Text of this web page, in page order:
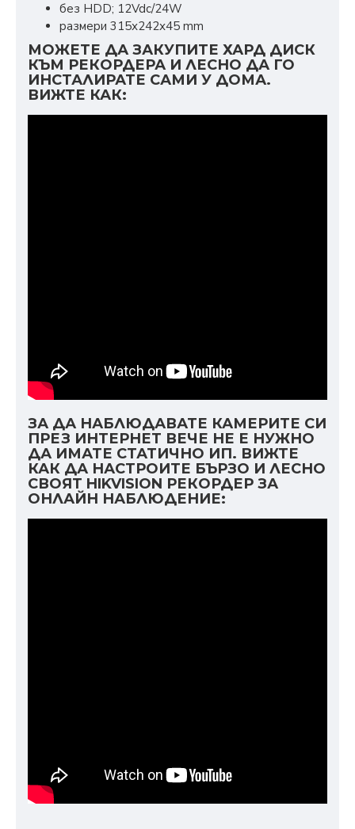
без HDD; 12Vdc/24W
размери 315х242х45 mm
МОЖЕТЕ ДА ЗАКУПИТЕ ХАРД ДИСК
КЪМ РЕКОРДЕРА И ЛЕСНО ДА ГО
ИНСТАЛИРАТЕ САМИ У ДОМА.
ВИЖТЕ КАК:
ЗА ДА НАБЛЮДАВАТЕ КАМЕРИТЕ СИ
ПРЕЗ ИНТЕРНЕТ ВЕЧЕ НЕ Е НУЖНО
ДА ИМАТЕ СТАТИЧНО ИП. ВИЖТЕ
КАК ДА НАСТРОИТЕ БЪРЗО И ЛЕСНО
СВОЯТ HIKVISION РЕКОРДЕР ЗА
ОНЛАЙН НАБЛЮДЕНИЕ: